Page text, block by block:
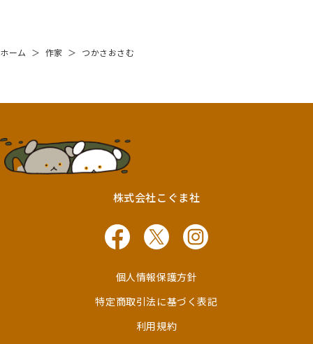
ホーム ＞ 作家 ＞ つかさおさむ
株式会社こぐま社
個人情報保護方針
特定商取引法に基づく表記
利用規約